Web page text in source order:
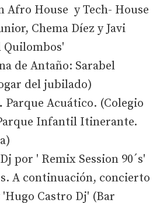
Afro House y Tech- House
Chema Díez y Javi
Quilombos'
de Antaño: Sarabel
del jubilado)
Parque Acuático. (Colegio
Infantil Itinerante.
por ' Remix Session 90´s'
A continuación, concierto
'Hugo Castro Dj' (Bar